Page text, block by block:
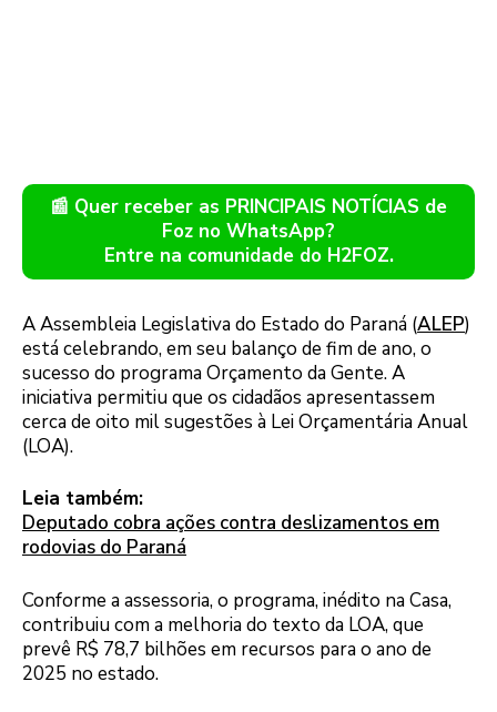
📰 Quer receber as PRINCIPAIS NOTÍCIAS de
Foz no WhatsApp?
Entre na comunidade do H2FOZ.
A Assembleia Legislativa do Estado do Paraná (ALEP)
está celebrando, em seu balanço de fim de ano, o
sucesso do programa Orçamento da Gente. A
iniciativa permitiu que os cidadãos apresentassem
cerca de oito mil sugestões à Lei Orçamentária Anual
(LOA).
Leia também:
Deputado cobra ações contra deslizamentos em
rodovias do Paraná
Conforme a assessoria, o programa, inédito na Casa,
contribuiu com a melhoria do texto da LOA, que
prevê R$ 78,7 bilhões em recursos para o ano de
2025 no estado.